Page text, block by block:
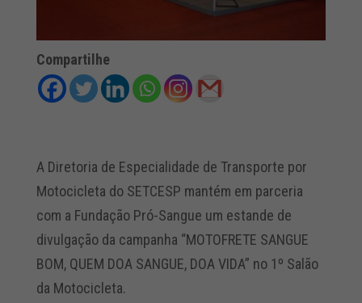
Compartilhe
A Diretoria de Especialidade de Transporte por
Motocicleta do SETCESP mantém em parceria
com a Fundação Pró-Sangue um estande de
divulgação da campanha “MOTOFRETE SANGUE
BOM, QUEM DOA SANGUE, DOA VIDA” no 1º Salão
da Motocicleta.